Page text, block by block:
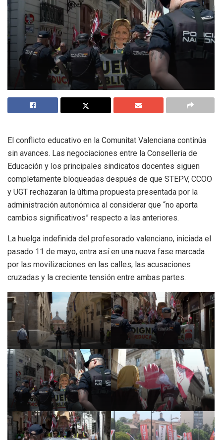
El conflicto educativo en la Comunitat Valenciana continúa
sin avances. Las negociaciones entre la Conselleria de
Educación y los principales sindicatos docentes siguen
completamente bloqueadas después de que STEPV, CCOO
y UGT rechazaran la última propuesta presentada por la
administración autonómica al considerar que “no aporta
cambios significativos” respecto a las anteriores.
La huelga indefinida del profesorado valenciano, iniciada el
pasado 11 de mayo, entra así en una nueva fase marcada
por las movilizaciones en las calles, las acusaciones
cruzadas y la creciente tensión entre ambas partes.